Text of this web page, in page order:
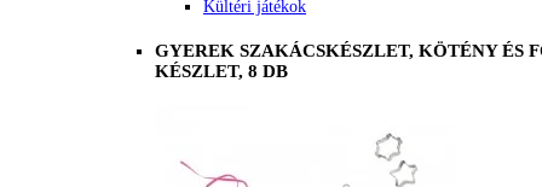
Kültéri játékok
GYEREK SZAKÁCSKÉSZLET, KÖTÉNY ÉS
KÉSZLET, 8 DB